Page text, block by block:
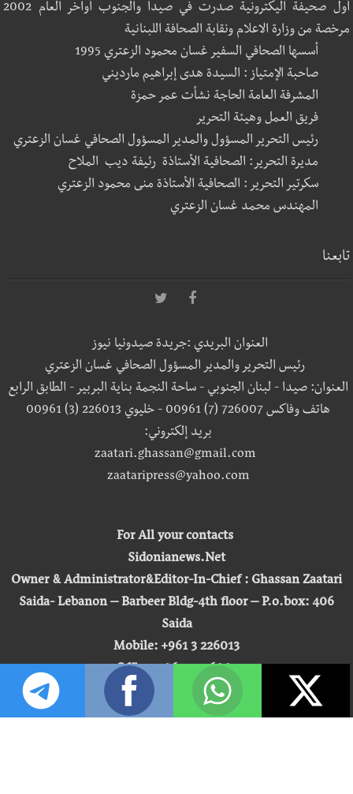
أول صحيفة اليكترونية صدرت في صيدا والجنوب أواخر العام 2002
مرخصة من وزارة الاعلام ونقابة الصحافة اللبنانية
أسسها الصحافي السفير غسان محمود الزعتري 1995
صاحبة الإمتياز : السيدة هدى إبراهيم مارديني
المشرفة العامة الحاجة نشأت عمر حمزة
فريق العمل وهيئة التحرير
رئيس التحرير المسؤول والمدير المسؤول الصحافي غسان الزعتري
مديرة التحرير: الصحافية الأستاذة رئيفة ديب الملاح
سكرتير التحرير : الصحافية الأستاذة منى محمود الزعتري
المهندس محمد غسان الزعتري
تابعنا
العنوان البريدي :جريدة صيدونيا نيوز
رئيس التحرير والمدير المسؤول الصحافي غسان الزعتري
العنوان: صيدا - لبنان الجنوبي - ساحة النجمة بناية البربير - الطابق الرابع
هاتف وفاكس 726007 (7) 00961 - خليوي 226013 (3) 00961
بريد إلكتروني:
zaatari.ghassan@gmail.com
zaataripress@yahoo.com
For All your contacts
Sidonianews.Net
Owner & Administrator&Editor-In-Chief : Ghassan Zaatari
Saida- Lebanon – Barbeer Bldg-4th floor – P.o.box: 406
Saida
Mobile: +961 3 226013
Office: +961 7 726007
Email:
zaatari.ghassan@gmail.com